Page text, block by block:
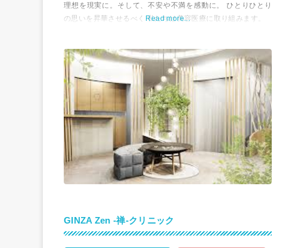
理想を現実に。そして、不安や不満を感動に。 ひとりひとり
の思いを昇華させるべく 私たちは美容医療に取り組みます。
Read more...
GINZA Zen -禅-クリニック